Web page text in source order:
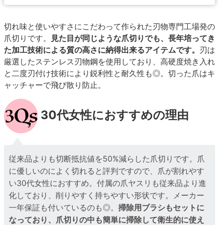
切れ味と使いやすさにこだわって作られた刃物専門工場発の
爪切りです。
見た目が同じような爪切りでも、長年培ってき
た加工技術による質の高さに納得出来るアイテムです。 刃は
厳選したステンレス刃物鋼を使用しており、高硬度焼き入れ
と二度刃付け技術により鋭利性と耐久性も◎。切った爪はキ
ャッチャーで飛び散り防止。
30代女性におすすめの理由
従来品よりも切断抵抗値を50%減らした爪切りです。爪
に優しいのによく切れると評判ですので、爪が割れやす
い30代女性におすすめ。付属の爪ヤスリも従来品より進
化しており、削りやすく持ちやすい形状です。メーカー
一年保証も付いているのも◎。掃除用ブラシもセットに
なっており、爪切りの中も簡単に掃除して衛生的に使え